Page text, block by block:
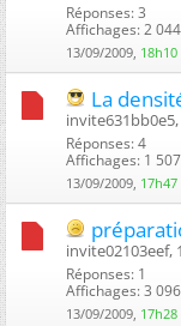
Réponses: 3
Affichages: 2 044
13/09/2009, 18h10
La
invite631bb0e5,
Réponses: 4
Affichages: 1 507
13/09/2009, 17h47
invite02103eef,
Réponses: 1
Affichages: 3 096
13/09/2009, 17h28